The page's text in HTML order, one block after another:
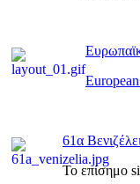
61α
To επίσημο